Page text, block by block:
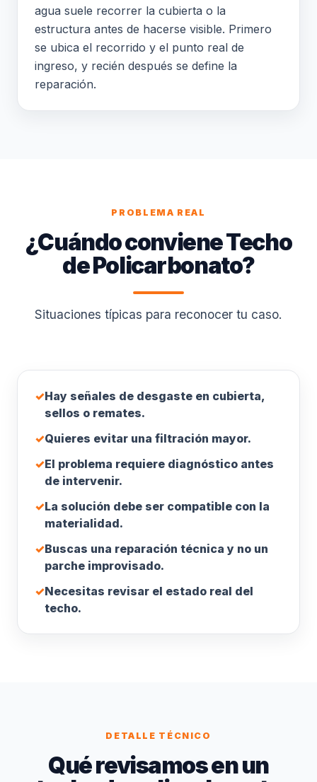
agua suele recorrer la cubierta o la
estructura antes de hacerse visible. Primero
se ubica el recorrido y el punto real de
ingreso, y recién después se define la
reparación.
PROBLEMA REAL
¿Cuándo conviene Techo
de Policarbonato?
Situaciones típicas para reconocer tu caso.
✓Hay señales de desgaste en cubierta,
sellos o remates.
✓Quieres evitar una filtración mayor.
✓El problema requiere diagnóstico antes
de intervenir.
✓La solución debe ser compatible con la
materialidad.
✓Buscas una reparación técnica y no un
parche improvisado.
✓Necesitas revisar el estado real del
techo.
DETALLE TÉCNICO
Qué revisamos en un